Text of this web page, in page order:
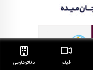
فیلم دفاتر‌خارجی